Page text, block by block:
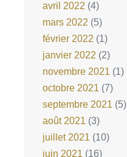
avril 2022 (4)
mars 2022 (5)
février 2022 (1)
janvier 2022 (2)
novembre 2021 (1)
octobre 2021 (7)
septembre 2021 (5)
août 2021 (3)
juillet 2021 (10)
juin 2021 (16)